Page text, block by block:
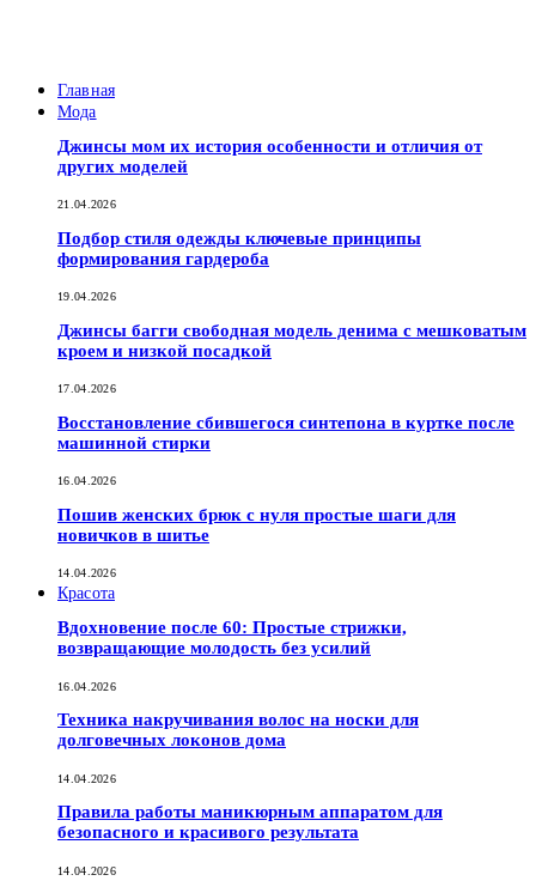
Главная
Мода
Джинсы мом их история особенности и отличия от
других моделей
21.04.2026
Подбор стиля одежды ключевые принципы
формирования гардероба
19.04.2026
Джинсы багги свободная модель денима с мешковатым
кроем и низкой посадкой
17.04.2026
Восстановление сбившегося синтепона в куртке после
машинной стирки
16.04.2026
Пошив женских брюк с нуля простые шаги для
новичков в шитье
14.04.2026
Красота
Вдохновение после 60: Простые стрижки,
возвращающие молодость без усилий
16.04.2026
Техника накручивания волос на носки для
долговечных локонов дома
14.04.2026
Правила работы маникюрным аппаратом для
безопасного и красивого результата
14.04.2026